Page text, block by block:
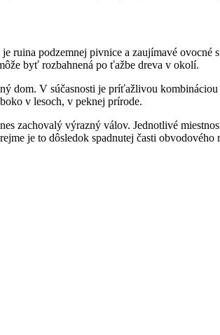
podzemnej pivnice a zaujímavé
byť rozbahnená po ťažbe dreva v okolí.
dom. V súčasnosti je príťažlivou
v lesoch, v peknej prírode.
zachovalý výrazný válov. Jednotlivé
je to dôsledok spadnutej časti obvodového